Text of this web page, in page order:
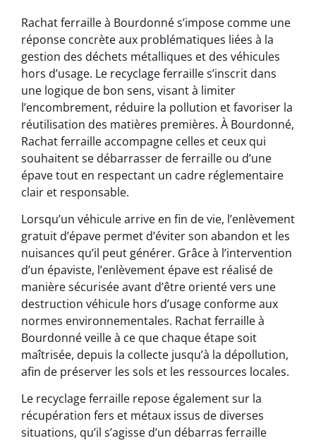
Rachat ferraille à Bourdonné s’impose comme une
réponse concrète aux problématiques liées à la
gestion des déchets métalliques et des véhicules
hors d’usage. Le recyclage ferraille s’inscrit dans
une logique de bon sens, visant à limiter
l’encombrement, réduire la pollution et favoriser la
réutilisation des matières premières. À Bourdonné,
Rachat ferraille accompagne celles et ceux qui
souhaitent se débarrasser de ferraille ou d’une
épave tout en respectant un cadre réglementaire
clair et responsable.
Lorsqu’un véhicule arrive en fin de vie, l’enlèvement
gratuit d’épave permet d’éviter son abandon et les
nuisances qu’il peut générer. Grâce à l’intervention
d’un épaviste, l’enlèvement épave est réalisé de
manière sécurisée avant d’être orienté vers une
destruction véhicule hors d’usage conforme aux
normes environnementales. Rachat ferraille à
Bourdonné veille à ce que chaque étape soit
maîtrisée, depuis la collecte jusqu’à la dépollution,
afin de préserver les sols et les ressources locales.
Le recyclage ferraille repose également sur la
récupération fers et métaux issus de diverses
situations, qu’il s’agisse d’un débarras ferraille